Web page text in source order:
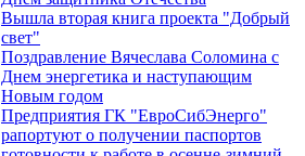
Вышла вторая книга проекта "Добрый
свет"
Поздравление Вячеслава Соломина с
Днем энергетика и наступающим
Новым годом
Предприятия ГК "ЕвроСибЭнерго"
рапортуют о получении паспортов